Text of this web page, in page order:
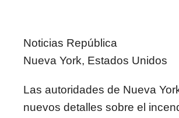
Noticias República
Nueva York, Estados Unidos
Las autoridades de Nueva
nuevos detalles sobre el